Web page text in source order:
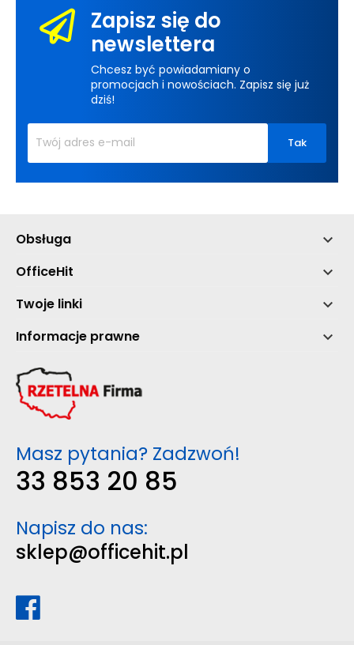
Zapisz się do
newslettera
Chcesz być powiadamiany o
promocjach i nowościach. Zapisz się już
dziś!
Obsługa 
OfficeHit 
Twoje linki 
Informacje prawne 
Masz pytania? Zadzwoń!
33 853 20 85
Napisz do nas:
sklep@officehit.pl